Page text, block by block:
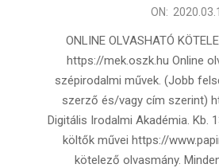
ON:
ONLINE OLVASHATÓ
https://mek.oszk.hu Online
szépirodalmi művek. (Jobb
szerző és/vagy cím szerint)
Digitális Irodalmi Akadémia. Kb.
költők művei https://
kötelező olvasmány.